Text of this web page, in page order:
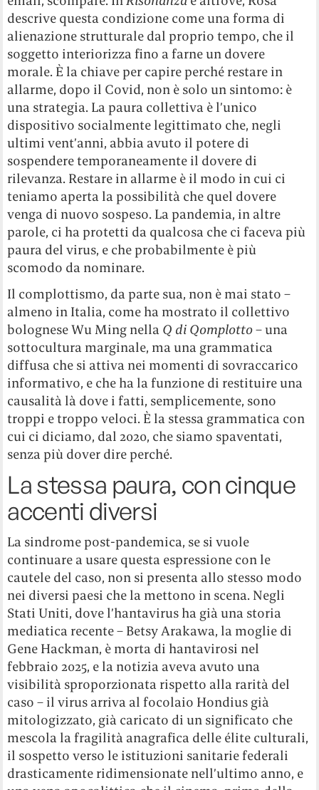
descrive questa condizione come una forma di
alienazione strutturale dal proprio tempo, che il
soggetto interiorizza fino a farne un dovere
morale. È la chiave per capire perché restare in
allarme, dopo il Covid, non è solo un sintomo: è
una strategia. La paura collettiva è l’unico
dispositivo socialmente legittimato che, negli
ultimi vent’anni, abbia avuto il potere di
sospendere temporaneamente il dovere di
rilevanza. Restare in allarme è il modo in cui ci
teniamo aperta la possibilità che quel dovere
venga di nuovo sospeso. La pandemia, in altre
parole, ci ha protetti da qualcosa che ci faceva più
paura del virus, e che probabilmente è più
scomodo da nominare.
Il complottismo, da parte sua, non è mai stato –
almeno in Italia, come ha mostrato il collettivo
bolognese Wu Ming nella Q di Qomplotto– una
sottocultura marginale, ma una grammatica
diffusa che si attiva nei momenti di sovraccarico
informativo, e che ha la funzione di restituire una
causalità là dove i fatti, semplicemente, sono
troppi e troppo veloci. È la stessa grammatica con
cui ci diciamo, dal 2020, che siamo spaventati,
senza più dover dire perché.
La stessa paura, con cinque
accenti diversi
La sindrome post-pandemica, se si vuole
continuare a usare questa espressione con le
cautele del caso, non si presenta allo stesso modo
nei diversi paesi che la mettono in scena. Negli
Stati Uniti, dove l’hantavirus ha già una storia
mediatica recente – Betsy Arakawa, la moglie di
Gene Hackman, è morta di hantavirosi nel
febbraio 2025, e la notizia aveva avuto una
visibilità sproporzionata rispetto alla rarità del
caso – il virus arriva al focolaio Hondius già
mitologizzato, già caricato di un significato che
mescola la fragilità anagrafica delle élite culturali,
il sospetto verso le istituzioni sanitarie federali
drasticamente ridimensionate nell’ultimo anno, e